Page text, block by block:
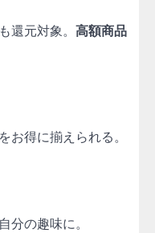
還元対象。 高額商品
お得に揃えられる。
分の趣味に。